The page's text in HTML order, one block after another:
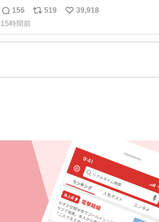
前になってるのはどういうこと？
返
信
数
156
リ
ス
519
い
ね
39,918
15時間前